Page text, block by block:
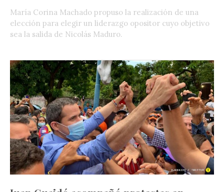
María Corina Machado propuso la realización de una
elección para elegir un liderazgo opositor cuyo objetivo
sea la salida de Nicolás Maduro.